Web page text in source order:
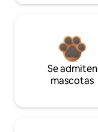
Se admiten
mascotas